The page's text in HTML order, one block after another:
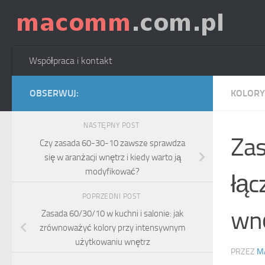
Skip to content
Współpraca i kontakt
PRZEZ
OBSERWUJ:
NASTĘPNY POST
Czy zasada 60-30-10 zawsze sprawdza
się w aranżacji wnętrz i kiedy warto ją
modyfikować?
POPRZEDNI POST
Zasada 60/30/10 w kuchni i salonie: jak
zrównoważyć kolory przy intensywnym
użytkowaniu wnętrz